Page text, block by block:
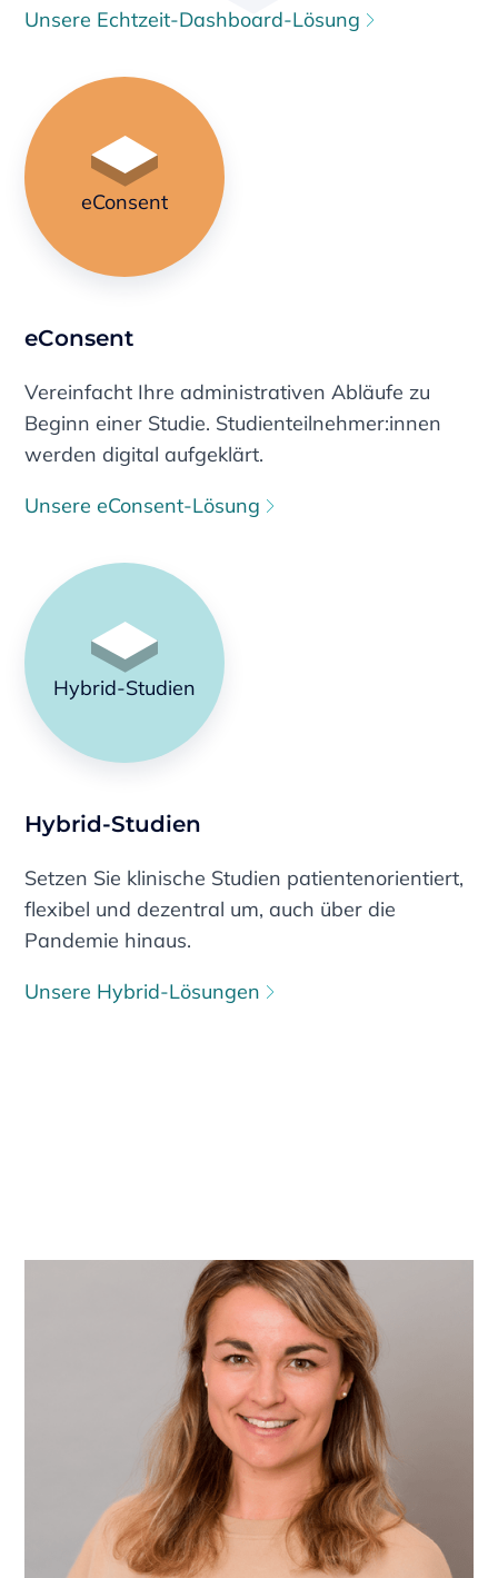
Unsere Echtzeit-Dashboard-Lösung
eConsent
eConsent
Vereinfacht Ihre administrativen Abläufe zu
Beginn einer Studie. Studienteilnehmer:innen
werden digital aufgeklärt.
Unsere eConsent-Lösung
Hybrid-Studien
Hybrid-Studien
Setzen Sie klinische Studien patientenorientiert,
flexibel und dezentral um, auch über die
Pandemie hinaus.
Unsere Hybrid-Lösungen